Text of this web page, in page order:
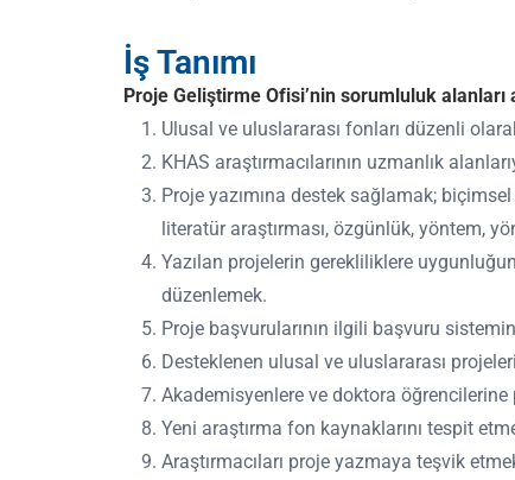
İş Tanımı
Proje Geliştirme Ofisi’nin sorumluluk
Ulusal ve uluslararası fonları düzenli
KHAS araştırmacılarının uzmanlık
Proje yazımına destek sağlamak;
literatür araştırması, özgünlük, yöntem,
Yazılan projelerin gerekliliklere
düzenlemek.
Proje başvurularının ilgili başvuru
Desteklenen ulusal ve uluslararası
Akademisyenlere ve doktora
Yeni araştırma fon kaynaklarını tespit
Araştırmacıları proje yazmaya teşvik